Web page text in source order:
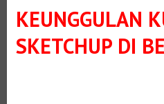
KEUNGGULAN
SKETCHUP DI